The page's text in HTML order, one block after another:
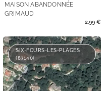
MAISON ABANDONNÉE
GRIMAUD
2,99 €
SIX-FOURS-LES-PLAGES
(83140)